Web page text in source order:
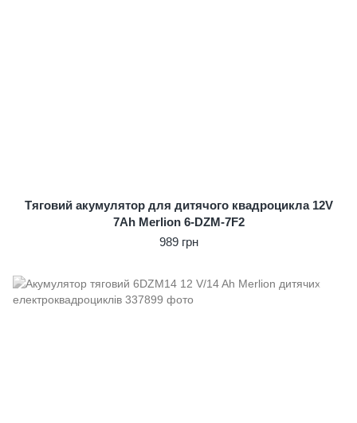
Тяговий акумулятор для дитячого квадроцикла 12V
7Ah Merlion 6-DZM-7F2
989 грн